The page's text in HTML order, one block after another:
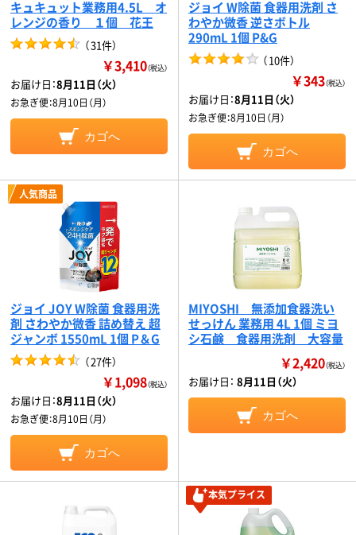
キュキュット業務用4.5L オ
レンジの香り １個 花王
（31件）
￥3,410（税込）
お届け日：8月11日（火）
お急ぎ便：8月10日（月）
カゴへ
ジョイ W除菌 食器用洗剤 さ
わやか微香 逆さボトル
290mL 1個 P&G
（10件）
￥343（税込）
お届け日：8月11日（火）
お急ぎ便：8月10日（月）
カゴへ
人気商品
ジョイ JOY W除菌 食器用洗
剤 さわやか微香 詰め替え 超
ジャンボ 1550mL 1個 P＆G
（27件）
￥1,098（税込）
お届け日：8月11日（火）
お急ぎ便：8月10日（月）
カゴへ
MIYOSHI 無添加食器洗い
せっけん 業務用 4L 1個 ミヨ
シ石鹸 食器用洗剤 大容量
￥2,420（税込）
お届け日： 8月11日（火）
カゴへ
本気プライス